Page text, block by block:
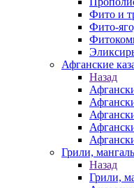
Фито и
Фито-
Афганские
Назад
Грили,
Назад
Грили,